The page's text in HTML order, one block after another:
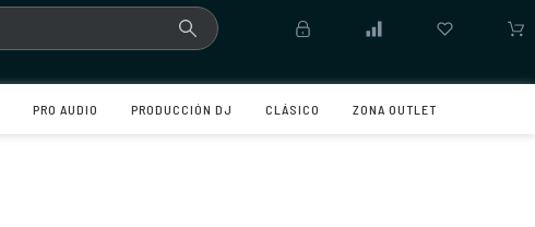
PRO AUDIO PRODUCCIÓN DJ CLÁSICO ZONA OUTLET